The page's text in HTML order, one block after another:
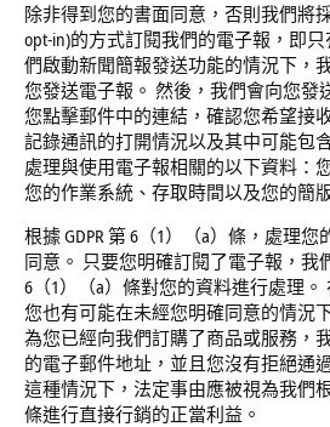
除非得到您的書面同意，否則我們將
opt-in)的方式訂閱我們的電子報，即
們啟動新聞簡報發送功能的情況下，
您發送電子報。 然後，我們會向您發
您點擊郵件中的連結，確認您希望接
記錄通訊的打開情況以及其中可能包
處理與使用電子報相關的以下資料：
您的作業系統、存取時間以及您的簡
根據 GDPR 第 6（1）（a）條，處理
同意。 只要您明確訂閱了電子報，我
6（1）（a）條對您的資料進行處理。
您也有可能在未經您明確同意的情況
為您已經向我們訂購了商品或服務，
的電子郵件地址，並且您沒有拒絕通
這種情況下，法定事由應被視為我們根
條進行直接行銷的正當利益。